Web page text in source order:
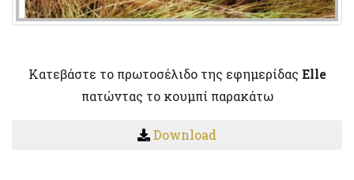
Κατεβάστε το πρωτοσέλιδο της εφημερίδας Elle
πατώντας το κουμπί παρακάτω
Download